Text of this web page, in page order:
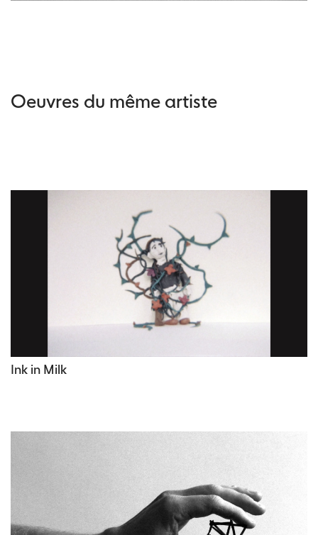
Oeuvres du même artiste
Ink in Milk